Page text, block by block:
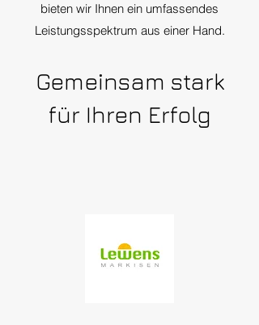
bieten wir Ihnen ein umfassendes
Leistungsspektrum aus einer Hand.
Gemeinsam stark
für Ihren Erfolg